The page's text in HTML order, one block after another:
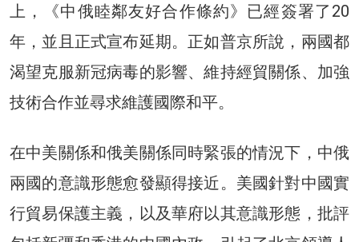
上，《中俄睦鄰友好合作條約》已經簽署了20
年，並且正式宣布延期。正如普京所說，兩國都
渴望克服新冠病毒的影響、維持經貿關係、加強
技術合作並尋求維護國際和平。
在中美關係和俄美關係同時緊張的情況下，中俄
兩國的意識形態愈發顯得接近。美國針對中國實
行貿易保護主義，以及華府以其意識形態，批評